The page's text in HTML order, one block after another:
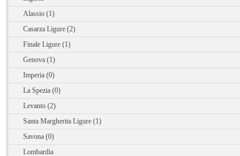
Alassio (1)
Casarza Ligure (2)
Finale Ligure (1)
Genova (1)
Imperia (0)
La Spezia (0)
Levanto (2)
Santa Margherita Ligure (1)
Savona (0)
Lombardia